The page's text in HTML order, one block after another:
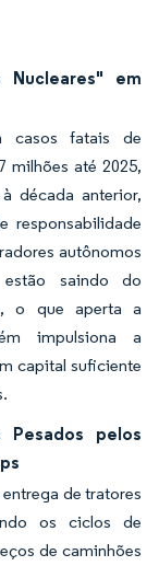
Nucleares" em
casos fatais de
milhões até 2025,
década anterior,
responsabilidade
autônomos
estão saindo do
o que aperta a
impulsiona a
capital suficiente
pelos
de tratores
os ciclos de
de caminhões